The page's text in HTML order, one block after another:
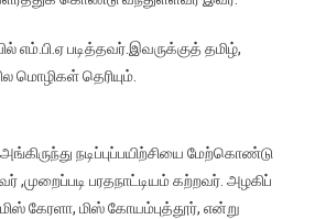
படித்தவர்.இவருக்குத் தமிழ்,
மொழிகள் தெரியும்.
நடிப்புப்பயிற்சியை மேற்கொண்டு
,முறைப்படி பரதநாட்டியம் கற்றவர். அழகிப்
கேரளா, மிஸ் கோயம்புத்தூர், என்று